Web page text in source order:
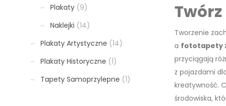
Tworzenie
a fototapety
przyciągają
z pojazdami
kreatywność.
środowiska,
Plakaty (9)
Naklejki (14)
Plakaty Artystyczne (14)
Plakaty Historyczne (1)
Tapety Samoprzylepne (1)